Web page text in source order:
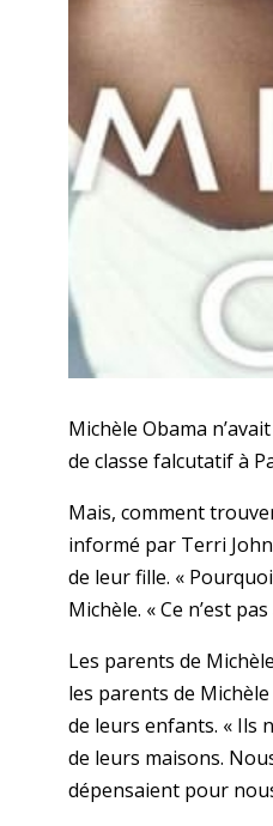
Michèle Obama
de classe falcutatif à
Mais, comment
informé par Terri
de leur fille. «
Michèle. « Ce n’est
Les parents de
les parents de
de leurs enfants. « Ils
de leurs maisons.
dépensaient pour